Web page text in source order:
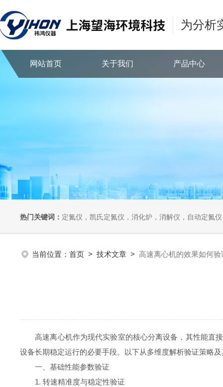
为分析
网站首页 关于我们 产品中心
热门关键词： 定氮仪，凯氏定氮仪，消化炉，消解仪，自动定氮仪，全自
当前位置： 首页 > 技术文章 > 高速离心机的效果如何验
高速离心机作为现代实验室的核心分离设备，其性能直接
设备长期稳定运行的必要手段。以下从多维度解析验证策略
一、基础性能参数验证
1. 转速精准度与稳定性验证